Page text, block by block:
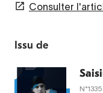
Consulter
Issu de
N°1335